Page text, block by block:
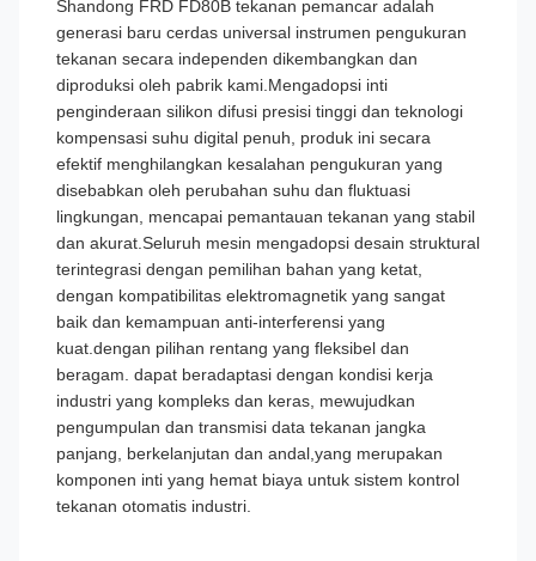
Shandong FRD FD80B tekanan pemancar adalah
generasi baru cerdas universal instrumen pengukuran
tekanan secara independen dikembangkan dan
diproduksi oleh pabrik kami.Mengadopsi inti
penginderaan silikon difusi presisi tinggi dan teknologi
kompensasi suhu digital penuh, produk ini secara
efektif menghilangkan kesalahan pengukuran yang
disebabkan oleh perubahan suhu dan fluktuasi
lingkungan, mencapai pemantauan tekanan yang stabil
dan akurat.Seluruh mesin mengadopsi desain struktural
terintegrasi dengan pemilihan bahan yang ketat,
dengan kompatibilitas elektromagnetik yang sangat
baik dan kemampuan anti-interferensi yang
kuat.dengan pilihan rentang yang fleksibel dan
beragam. dapat beradaptasi dengan kondisi kerja
industri yang kompleks dan keras, mewujudkan
pengumpulan dan transmisi data tekanan jangka
panjang, berkelanjutan dan andal,yang merupakan
komponen inti yang hemat biaya untuk sistem kontrol
tekanan otomatis industri.